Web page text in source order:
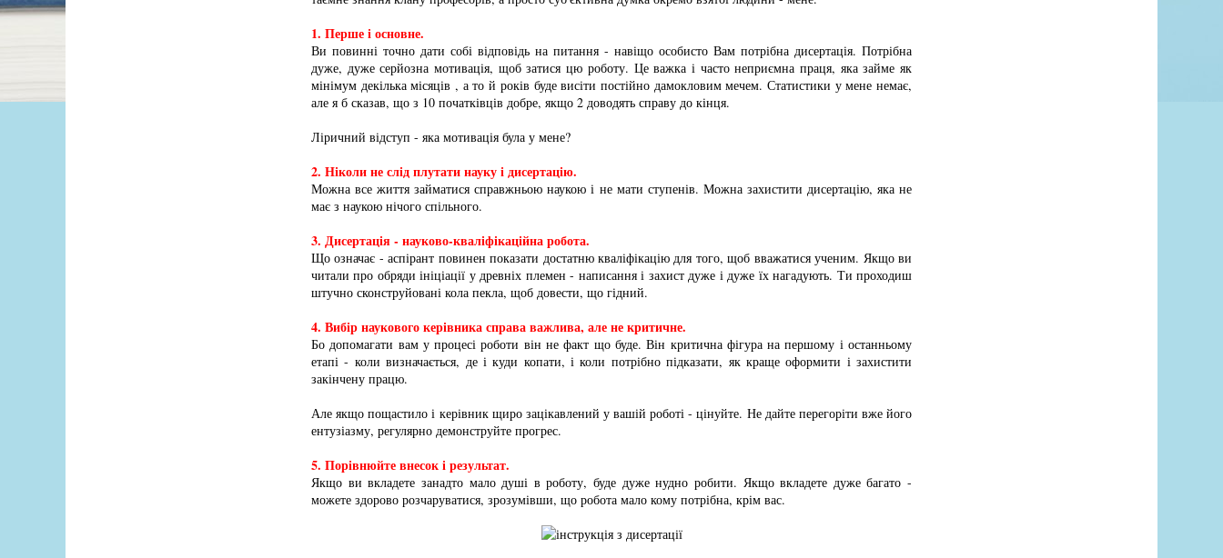
1. Перше і основне.
Ви повинні точно дати собі відповідь на питання - навіщо особисто Вам потрібна дисертація. Потрібна
дуже, дуже серйозна мотивація, щоб затися цю роботу. Це важка і часто неприємна праця, яка займе як
мінімум декілька місяців , а то й років буде висіти постійно дамокловим мечем. Статистики у мене немає,
але я б сказав, що з 10 початківців добре, якщо 2 доводять справу до кінця.
Ліричний відступ - яка мотивація була у мене?
2. Ніколи не слід плутати науку і дисертацію.
Можна все життя займатися справжньою наукою і не мати ступенів. Можна захистити дисертацію, яка не
має з наукою нічого спільного.
3. Дисертація - науково-кваліфікаційна робота.
Що означає - аспірант повинен показати достатню кваліфікацію для того, щоб вважатися ученим. Якщо ви
читали про обряди ініціації у древніх племен - написання і захист дуже і дуже їх нагадують. Ти проходиш
штучно сконструйовані кола пекла, щоб довести, що гідний.
4. Вибір наукового керівника справа важлива, але не критичне.
Бо допомагати вам у процесі роботи він не факт що буде. Він критична фігура на першому і останньому
етапі - коли визначається, де і куди копати, і коли потрібно підказати, як краще оформити і захистити
закінчену працю.
Але якщо пощастило і керівник щиро зацікавлений у вашій роботі - цінуйте. Не дайте перегоріти вже його
ентузіазму, регулярно демонструйте прогрес.
5. Порівнюйте внесок і результат.
Якщо ви вкладете занадто мало душі в роботу, буде дуже нудно робити. Якщо вкладете дуже багато -
можете здорово розчаруватися, зрозумівши, що робота мало кому потрібна, крім вас.